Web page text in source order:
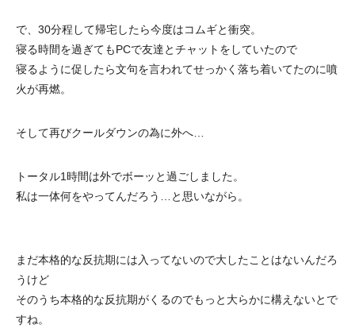
で、30分程して帰宅したら今度はコムギと衝突。
寝る時間を過ぎてもPCで友達とチャットをしていたので
寝るように促したら文句を言われてせっかく落ち着いてたのに噴
火が再燃。
そして再びクールダウンの為に外へ…
トータル1時間は外でボーッと過ごしました。
私は一体何をやってんだろう…と思いながら。
まだ本格的な反抗期には入ってないので大したことはないんだろ
うけど
そのうち本格的な反抗期がくるのでもっと大らかに構えないとで
すね。